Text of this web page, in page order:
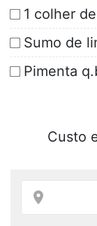
1 colher
Sumo de
Pimenta
Custo